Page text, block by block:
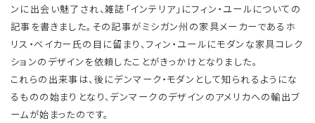
ンに出会い魅了され、雑誌「インテリア」にフィン・ユールについての
記事を書きました。その記事がミシガン州の家具メーカーであるホ
リス・ベイカー氏の目に留まり、フィン・ユールにモダンな家具コレク
ションのデザインを依頼したことがきっかけとなりました。
これらの出来事は、後にデンマーク・モダンとして知られるようにな
るものの始まりとなり、デンマークのデザインのアメリカへの輸出ブ
ームが始まったのです。